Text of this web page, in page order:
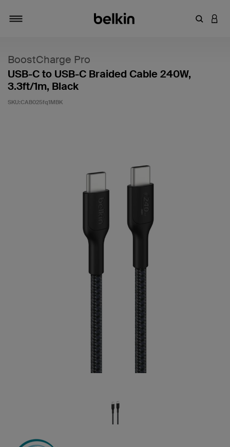
키워드
BoostCharge Pro
USB-C to USB-C Braided Cable 240W,
3.3ft/1m, Black
SKU:CAB025fq1MBK